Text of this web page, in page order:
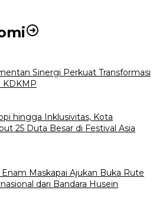
Sinergi Perkuat Transformasi
KDKMP
hingga Inklusivitas, Kota
25 Duta Besar di Festival Asia
Maskapai Ajukan Buka Rute
dari Bandara Husein